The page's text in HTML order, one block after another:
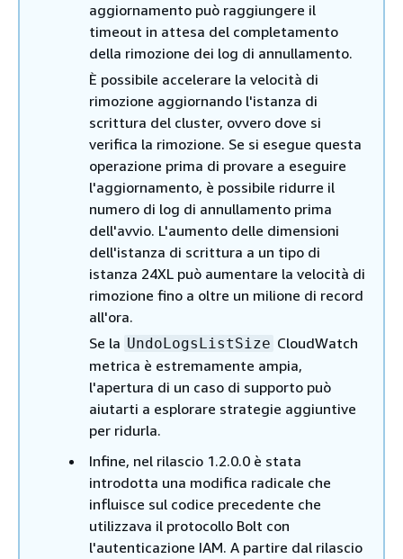
aggiornamento può raggiungere il
timeout in attesa del completamento
della rimozione dei log di annullamento.
È possibile accelerare la velocità di
rimozione aggiornando l'istanza di
scrittura del cluster, ovvero dove si
verifica la rimozione. Se si esegue questa
operazione prima di provare a eseguire
l'aggiornamento, è possibile ridurre il
numero di log di annullamento prima
dell'avvio. L'aumento delle dimensioni
dell'istanza di scrittura a un tipo di
istanza 24XL può aumentare la velocità di
rimozione fino a oltre un milione di record
all'ora.
Se la UndoLogsListSize CloudWatch
metrica è estremamente ampia,
l'apertura di un caso di supporto può
aiutarti a esplorare strategie aggiuntive
per ridurla.
Infine, nel rilascio 1.2.0.0 è stata
introdotta una modifica radicale che
influisce sul codice precedente che
utilizzava il protocollo Bolt con
l'autenticazione IAM. A partire dal rilascio